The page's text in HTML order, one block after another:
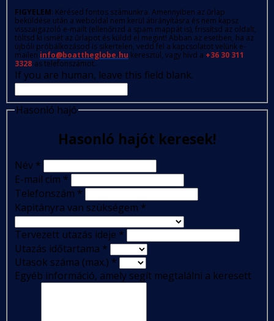
FIGYELEM: Kérésed fontos számunkra. Amennyiben az űrlap
beküldése után a weboldal nem kerül átirányításra és nem kapsz
visszaigazoló e-mailt (ellenőrizd a spam mappát is), frissítsd az oldalt,
töltsd ki ismét az űrlapot és küldd el megint! Abban az esetben, ha az
újbóli próbálkozásod is sikertelen, vedd fel a kapcsolatot velünk e-
mailen info@boattheglobe.hu keresztül, vagy hívd a +36 30 311
3328-as telefonszámot.
If you are human, leave this field blank.
Hasonló hajó
Hasonló hajót keresek!
Név *
E-mail cím *
Telefonszám *
Kapitányra van szükségem *
Tervezett utazás ideje *
Utazás időtartama *
Utasok száma (max.) *
Egyéb információ, amely segít megtalálni a keresett